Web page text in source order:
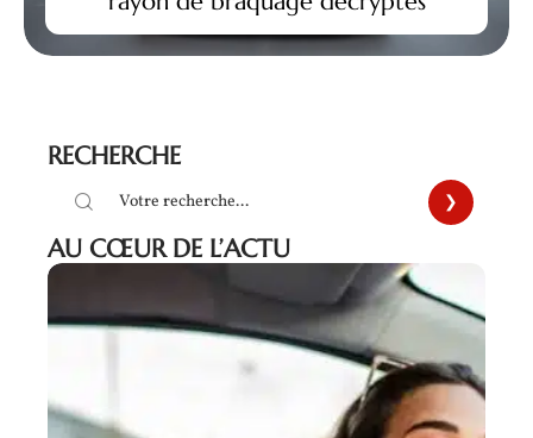
RECHERCHE
AU CŒUR DE L’ACTU